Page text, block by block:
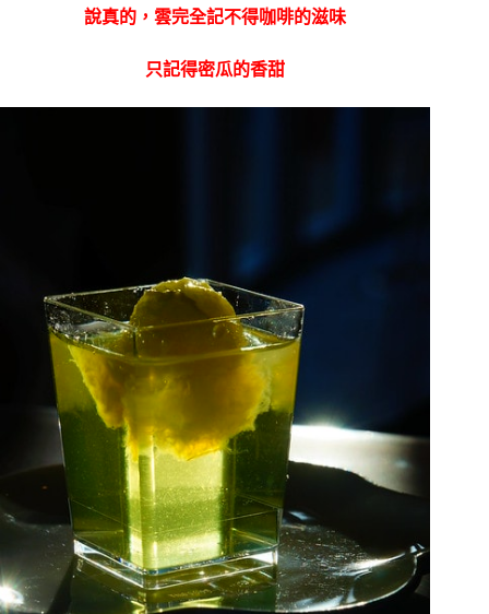
說真的，雲完全記不得咖啡的滋味
只記得密瓜的香甜